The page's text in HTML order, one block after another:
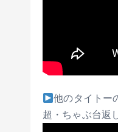
他のタイトー
超・ちゃぶ台返